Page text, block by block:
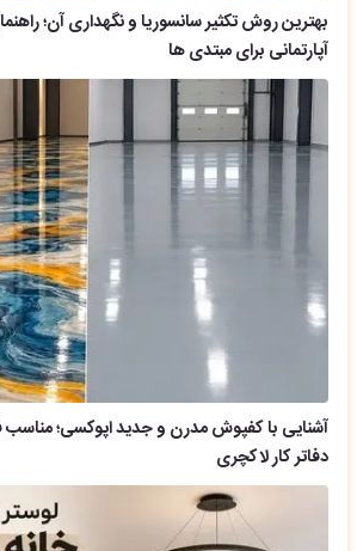
بهترین روش تکثیر سانسوریا و نگهداری آن؛
آپارتمانی برای مبتدی ها
آشنایی با کفپوش مدرن و جدید اپوکسی؛
دفاتر کار لاکچری